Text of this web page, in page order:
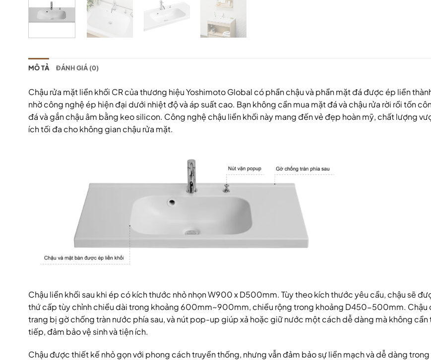
MÔ TẢ ĐÁNH GIÁ (0)
Chậu rửa mặt liền khối CR của thương hiệu Yoshimoto Global có phần chậu và phần mặt đá được ép liền
nhờ công nghệ ép hiện đại dưới nhiệt độ và áp suất cao. Bạn không cần mua mặt đá và chậu rửa rời rồi tốn
đá và gắn chậu âm bằng keo silicon. Công nghệ chậu liền khối này mang đến vẻ đẹp hoàn mỹ, chất lượng
ích tối đa cho không gian chậu rửa mặt.
Chậu liền khối sau khi ép có kích thước nhỏ nhọn W900 x D500mm. Tùy theo kích thước yêu cầu, chậu sẽ
thứ cấp tùy chỉnh chiều dài trong khoảng 600mm~900mm, chiều rộng trong khoảng D450-500mm. Chậu
trang bị gờ chống tràn nước phía sau, và nút pop-up giúp xả hoặc giữ nước một cách dễ dàng mà không
tiếp, đảm bảo vệ sinh và tiện ích.
Chậu được thiết kế nhỏ gọn với phong cách truyền thống, nhưng vẫn đảm bảo sự liền mạch và dễ dàng trong